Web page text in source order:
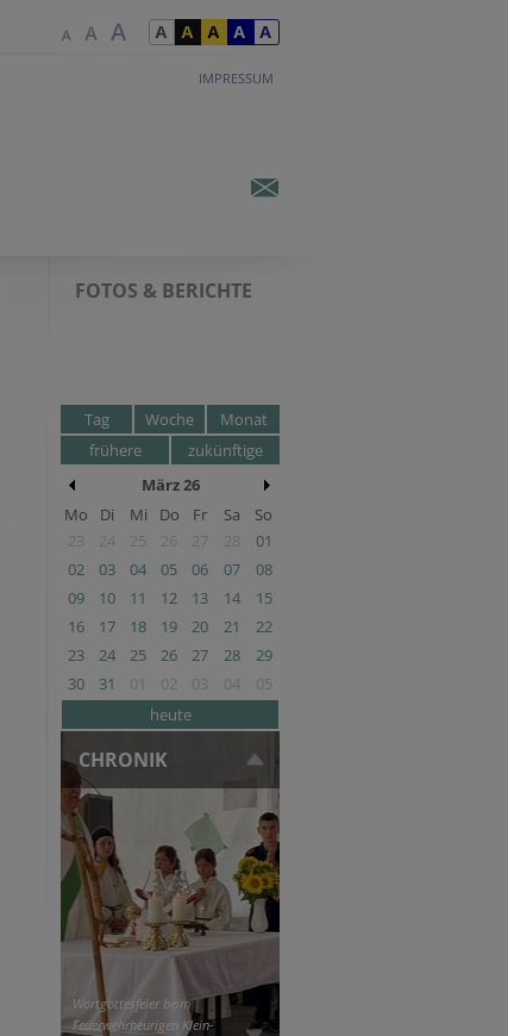
IMPRESSUM
FOTOS & BERICHTE
Tag Woche
Monat
frühere
zukünftige
März 26
Mo
Di Mi Do Fr Sa
So
23
24 25 26 27 28
01
02
03 04 05 06 07
08
09
10 11 12 13 14
15
16
17 18 19 20 21
22
23
24 25 26 27 28
29
30
31 01 02 03 04
05
heute
CHRONIK
Wortgottesfeier beim
Feuerwehrheurigen Klein-